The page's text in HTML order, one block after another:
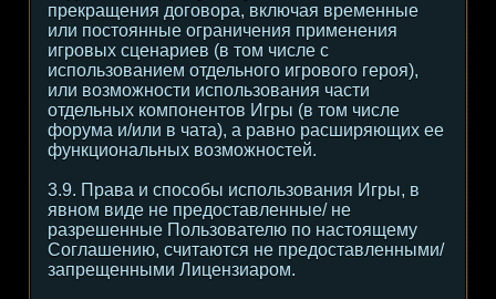
прекращения договора, включая временные
или постоянные ограничения применения
игровых сценариев (в том числе с
использованием отдельного игрового героя),
или возможности использования части
отдельных компонентов Игры (в том числе
форума и/или в чата), а равно расширяющих ее
функциональных возможностей.
3.9. Права и способы использования Игры, в
явном виде не предоставленные/ не
разрешенные Пользователю по настоящему
Соглашению, считаются не предоставленными/
запрещенными Лицензиаром.